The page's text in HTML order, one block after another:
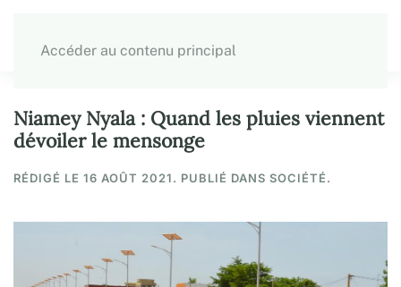
Accéder au contenu principal
Niamey Nyala : Quand les pluies viennent
dévoiler le mensonge
RÉDIGÉ LE 16 AOÛT 2021. PUBLIÉ DANS SOCIÉTÉ.